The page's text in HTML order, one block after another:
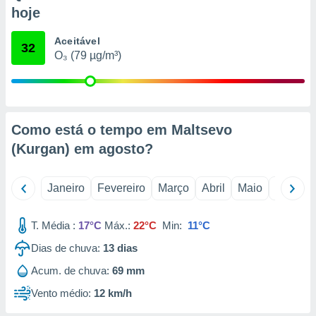
qual se
tal,
ou opor-
qualquer
de
ou aceder
num
para
hoje
32 Aceitável
O₃ (79 µg/m³)
Como está o tempo em Maltsevo
(Kurgan) em agosto?
Janeiro Fevereiro Março Abril Maio Junho
T. Média : 17°C Máx.: 22°C Min: 11°C
Dias de chuva: 13 dias
Acum. de chuva: 69 mm
Vento médio: 12 km/h